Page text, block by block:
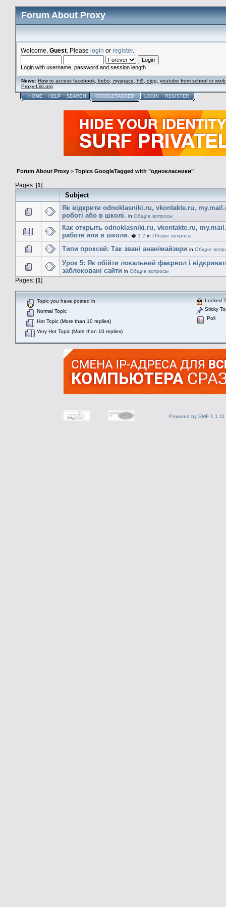
Forum About Proxy
Welcome, Guest . Please login or register.
Login with username, password and session length
News: How to access facebook, bebo, myspace, hi5, digg, youtube from school or
Proxy-List.org
HOME HELP SEARCH GOOGLETAGGED LOGIN REGISTER
Forum About Proxy > Topics GoogleTagged with "однокласники"
Pages: [1]
Subject
Як відкрити odnoklasniki.ru, vkontakte.ru,
роботі або в школі. in Общие вопросы
Как открыть odnoklasniki.ru, vkontakte.ru,
работе или в школе. � 1 2 in Общие вопросы
Типи проксей: Так звані ананімайзери in Общие
Урок 5: Як обійти локальний фаєрвол і
заблоковані сайти in Общие вопросы
Pages: [1]
Topic you have posted in
Normal Topic
Hot Topic (More than 10 replies)
Very Hot Topic (More than 10 replies)
Locked
Sticky
Poll
Powered by SMF 1.1.11